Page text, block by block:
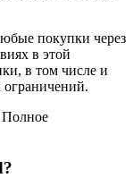
покупки через
в этой
в том числе и